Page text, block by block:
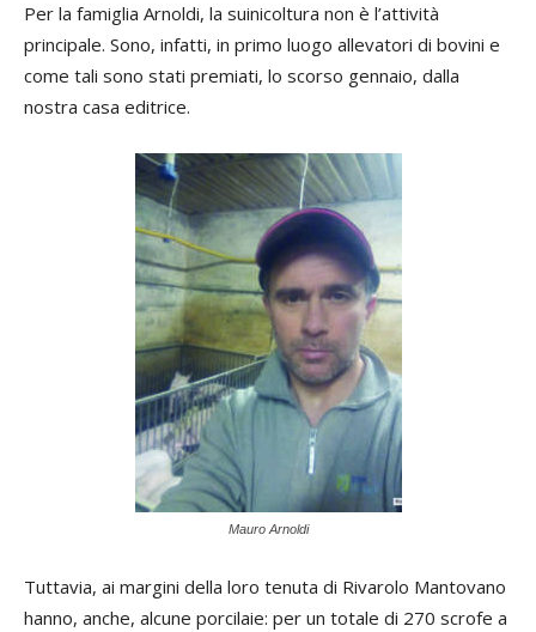
Per la famiglia Arnoldi, la suinicoltura non è l’attività
principale. Sono, infatti, in primo luogo allevatori di bovini e
come tali sono stati premiati, lo scorso gennaio, dalla
nostra casa editrice.
Mauro Arnoldi
Tuttavia, ai margini della loro tenuta di Rivarolo Mantovano
hanno, anche, alcune porcilaie: per un totale di 270 scrofe a